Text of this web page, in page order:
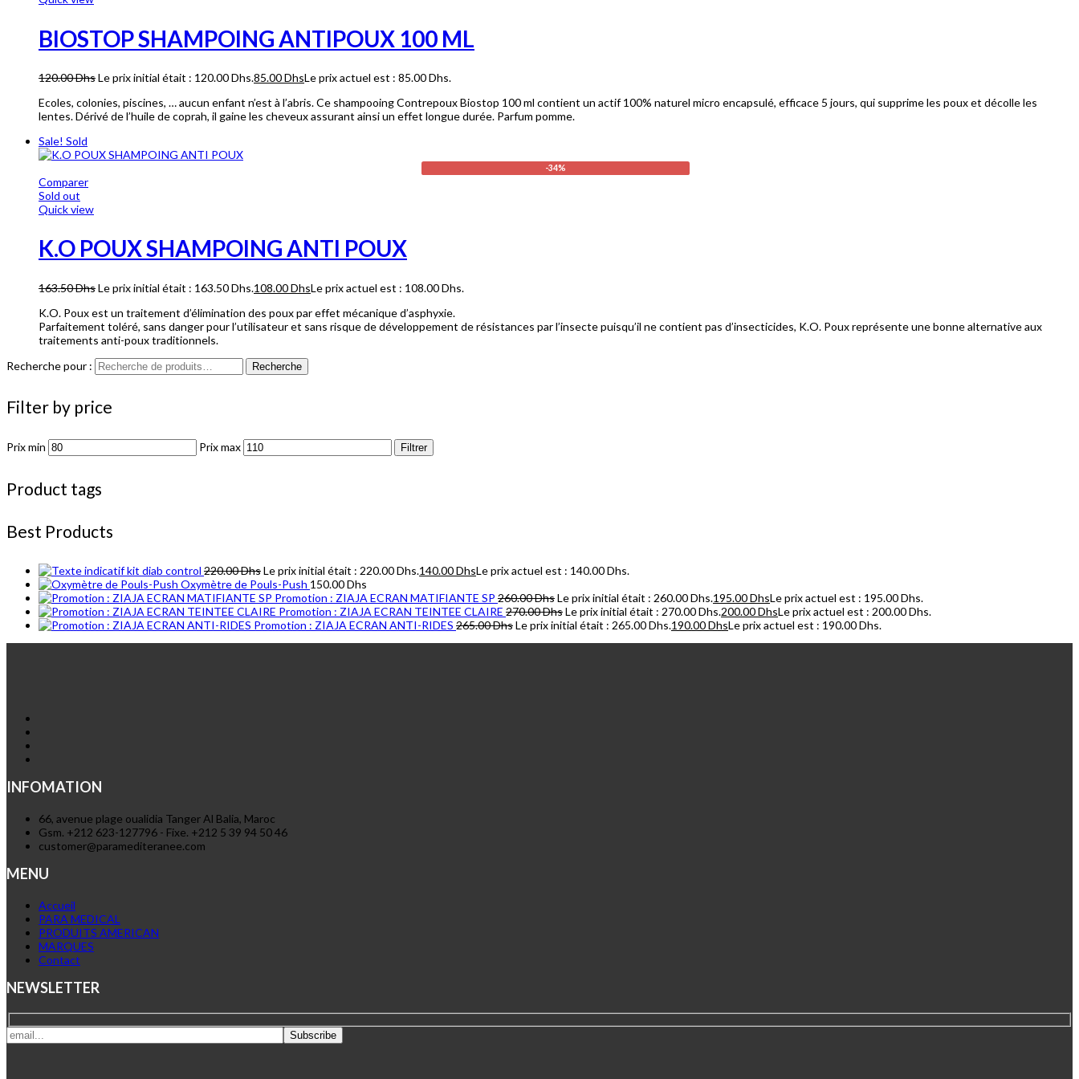
BIOSTOP SHAMPOING ANTIPOUX 100 ML
120.00DhsLe prix initial était : 120.00 Dhs.85.00DhsLe prix actuel est : 85.00 Dhs.
Ecoles, colonies, piscines, … aucun enfant n’est à l’abris. Ce shampooing Contrepoux Biostop 100 ml contient un actif 100% naturel micro encapsulé, efficace 5 jours, qui supprime les poux et décolle les
lentes. Dérivé de l’huile de coprah, il gaine les cheveux assurant ainsi un effet longue durée. Parfum pomme.
Sale! Sold
-34%
Comparer
Sold out
Quick view
K.O POUX SHAMPOING ANTI POUX
163.50DhsLe prix initial était : 163.50 Dhs.108.00DhsLe prix actuel est : 108.00 Dhs.
K.O. Poux est un traitement d’élimination des poux par effet mécanique d’asphyxie.
Parfaitement toléré, sans danger pour l’utilisateur et sans risque de développement de résistances par l’insecte puisqu’il ne contient pas d’insecticides, K.O. Poux représente une bonne alternative aux
traitements anti-poux traditionnels.
Recherche pour :
Recherche
Filter by price
Prix min Prix max Filtrer
Product tags
Best Products
kit diab control 220.00DhsLe prix initial était : 220.00 Dhs.140.00DhsLe prix actuel est : 140.00 Dhs.
Oxymètre de Pouls-Push 150.00Dhs
Promotion : ZIAJA ECRAN MATIFIANTE SP 260.00DhsLe prix initial était : 260.00 Dhs.195.00DhsLe prix actuel est : 195.00 Dhs.
Promotion : ZIAJA ECRAN TEINTEE CLAIRE 270.00DhsLe prix initial était : 270.00 Dhs.200.00DhsLe prix actuel est : 200.00 Dhs.
Promotion : ZIAJA ECRAN ANTI-RIDES 265.00DhsLe prix initial était : 265.00 Dhs.190.00DhsLe prix actuel est : 190.00 Dhs.
INFOMATION
66, avenue plage oualidia Tanger Al Balia, Maroc
Gsm. +212 623-127796 - Fixe. +212 5 39 94 50 46
customer@paramediteranee.com
MENU
Accueil
PARA MEDICAL
PRODUITS AMERICAN
MARQUES
Contact
NEWSLETTER